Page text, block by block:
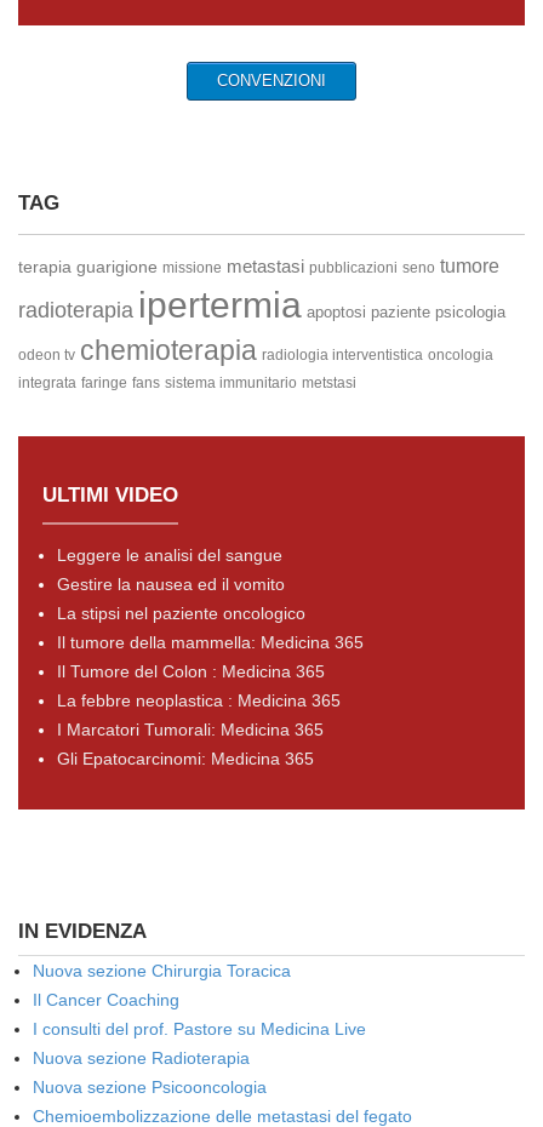
CONVENZIONI
TAG
terapia guarigione missione metastasi pubblicazioni seno tumore
radioterapia ipertermia apoptosi paziente psicologia
odeon tv chemioterapia radiologia interventistica oncologia
integrata faringe fans sistema immunitario metstasi
ULTIMI VIDEO
Leggere le analisi del sangue
Gestire la nausea ed il vomito
La stipsi nel paziente oncologico
Il tumore della mammella: Medicina 365
Il Tumore del Colon : Medicina 365
La febbre neoplastica : Medicina 365
I Marcatori Tumorali: Medicina 365
Gli Epatocarcinomi: Medicina 365
IN EVIDENZA
Nuova sezione Chirurgia Toracica
Il Cancer Coaching
I consulti del prof. Pastore su Medicina Live
Nuova sezione Radioterapia
Nuova sezione Psicooncologia
Chemioembolizzazione delle metastasi del fegato